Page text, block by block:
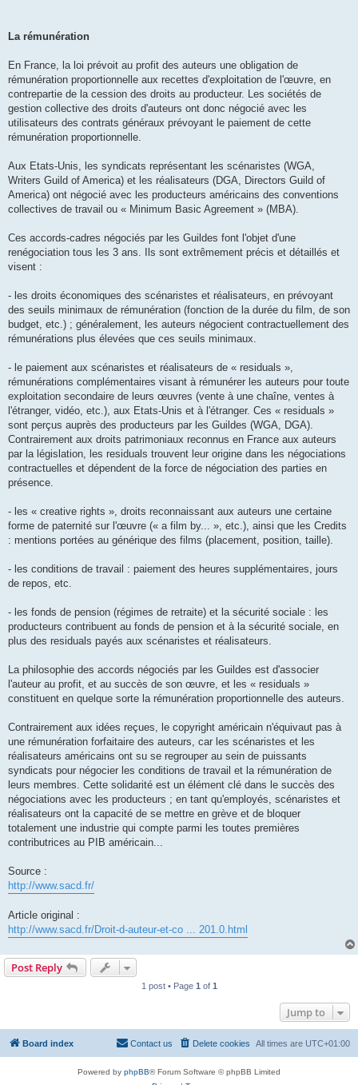
La rémunération
En France, la loi prévoit au profit des auteurs une obligation de
rémunération proportionnelle aux recettes d'exploitation de l'œuvre, en
contrepartie de la cession des droits au producteur. Les sociétés de
gestion collective des droits d'auteurs ont donc négocié avec les
utilisateurs des contrats généraux prévoyant le paiement de cette
rémunération proportionnelle.
Aux Etats-Unis, les syndicats représentant les scénaristes (WGA,
Writers Guild of America) et les réalisateurs (DGA, Directors Guild of
America) ont négocié avec les producteurs américains des conventions
collectives de travail ou « Minimum Basic Agreement » (MBA).
Ces accords-cadres négociés par les Guildes font l'objet d'une
renégociation tous les 3 ans. Ils sont extrêmement précis et détaillés et
visent :
- les droits économiques des scénaristes et réalisateurs, en prévoyant
des seuils minimaux de rémunération (fonction de la durée du film, de son
budget, etc.) ; généralement, les auteurs négocient contractuellement des
rémunérations plus élevées que ces seuils minimaux.
- le paiement aux scénaristes et réalisateurs de « residuals »,
rémunérations complémentaires visant à rémunérer les auteurs pour toute
exploitation secondaire de leurs œuvres (vente à une chaîne, ventes à
l'étranger, vidéo, etc.), aux Etats-Unis et à l'étranger. Ces « residuals »
sont perçus auprès des producteurs par les Guildes (WGA, DGA).
Contrairement aux droits patrimoniaux reconnus en France aux auteurs
par la législation, les residuals trouvent leur origine dans les négociations
contractuelles et dépendent de la force de négociation des parties en
présence.
- les « creative rights », droits reconnaissant aux auteurs une certaine
forme de paternité sur l'œuvre (« a film by... », etc.), ainsi que les Credits
: mentions portées au générique des films (placement, position, taille).
- les conditions de travail : paiement des heures supplémentaires, jours
de repos, etc.
- les fonds de pension (régimes de retraite) et la sécurité sociale : les
producteurs contribuent au fonds de pension et à la sécurité sociale, en
plus des residuals payés aux scénaristes et réalisateurs.
La philosophie des accords négociés par les Guildes est d'associer
l'auteur au profit, et au succès de son œuvre, et les « residuals »
constituent en quelque sorte la rémunération proportionnelle des auteurs.
Contrairement aux idées reçues, le copyright américain n'équivaut pas à
une rémunération forfaitaire des auteurs, car les scénaristes et les
réalisateurs américains ont su se regrouper au sein de puissants
syndicats pour négocier les conditions de travail et la rémunération de
leurs membres. Cette solidarité est un élément clé dans le succès des
négociations avec les producteurs ; en tant qu'employés, scénaristes et
réalisateurs ont la capacité de se mettre en grève et de bloquer
totalement une industrie qui compte parmi les toutes premières
contributrices au PIB américain...
Source :
http://www.sacd.fr/
Article original :
http://www.sacd.fr/Droit-d-auteur-et-co ... 201.0.html
Post Reply
1 post • Page 1 of 1
Jump to
Board index All times are UTC+01:00
Delete cookies
Contact us
Powered by phpBB® Forum Software © phpBB Limited